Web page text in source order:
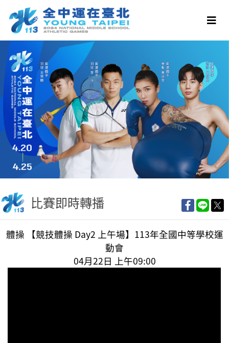
比賽即時轉播
體操 【競技體操 Day2 上午場】113年全國中等學校運
動會
04月22日 上午09:00